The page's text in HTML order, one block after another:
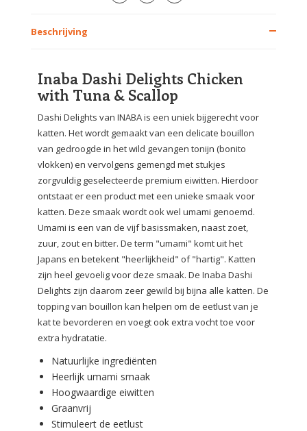
Beschrijving
Inaba Dashi Delights Chicken
with Tuna & Scallop
Dashi Delights van INABA is een uniek bijgerecht voor
katten. Het wordt gemaakt van een delicate bouillon
van gedroogde in het wild gevangen tonijn (bonito
vlokken) en vervolgens gemengd met stukjes
zorgvuldig geselecteerde premium eiwitten. Hierdoor
ontstaat er een product met een unieke smaak voor
katten. Deze smaak wordt ook wel umami genoemd.
Umami is een van de vijf basissmaken, naast zoet,
zuur, zout en bitter. De term "umami" komt uit het
Japans en betekent "heerlijkheid" of "hartig". Katten
zijn heel gevoelig voor deze smaak. De Inaba Dashi
Delights zijn daarom zeer gewild bij bijna alle katten. De
topping van bouillon kan helpen om de eetlust van je
kat te bevorderen en voegt ook extra vocht toe voor
extra hydratatie.
Natuurlijke ingrediënten
Heerlijk umami smaak
Hoogwaardige eiwitten
Graanvrij
Stimuleert de eetlust